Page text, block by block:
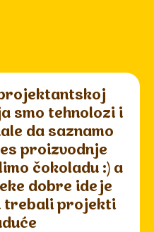
smo tehnolozi i
da saznamo
proizvodnje
čokoladu :) a
dobre ideje
trebali projekti